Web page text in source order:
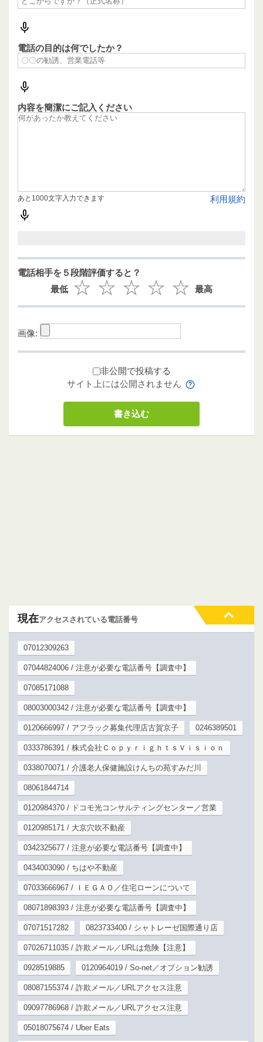
電話の目的は何でしたか？
内容を簡潔にご記入ください
利用規約
あと1000文字入力できます
電話相手を５段階評価すると？
最低
最高
画像:
非公開で投稿する
サイト上には公開されません
現在アクセスされている電話番号
07012309263
07044824006 / 注意が必要な電話番号【調査中】
07085171088
08003000342 / 注意が必要な電話番号【調査中】
0120666997 / アフラック募集代理店古賀京子 0246389501
0333786391 / 株式会社ＣｏｐｙｒｉｇｈｔｓＶｉｓｉｏｎ
0338070071 / 介護老人保健施設けんちの苑すみだ川
08061844714
0120984370 / ドコモ光コンサルティングセンター／営業
0120985171 / 大京穴吹不動産
0342325677 / 注意が必要な電話番号【調査中】
0434003090 / ちはや不動産
07033666967 / ＩＥＧＡＯ／住宅ローンについて
08071898393 / 注意が必要な電話番号【調査中】
07071517282 0823733400 / シャトレーゼ国際通り店
07026711035 / 詐欺メール／URLは危険【注意】
0928519885 0120964019 / So-net／オプション勧誘
08087155374 / 詐欺メール／URLアクセス注意
09097786968 / 詐欺メール／URLアクセス注意
05018075674 / Uber Eats